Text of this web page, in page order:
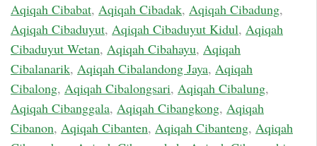
Aqiqah Cibabat, Aqiqah Cibadak, Aqiqah Cibadung,
Aqiqah Cibaduyut, Aqiqah Cibaduyut Kidul, Aqiqah
Cibaduyut Wetan, Aqiqah Cibahayu, Aqiqah
Cibalanarik, Aqiqah Cibalandong Jaya, Aqiqah
Cibalong, Aqiqah Cibalongsari, Aqiqah Cibalung,
Aqiqah Cibanggala, Aqiqah Cibangkong, Aqiqah
Cibanon, Aqiqah Cibanten, Aqiqah Cibanteng, Aqiqah